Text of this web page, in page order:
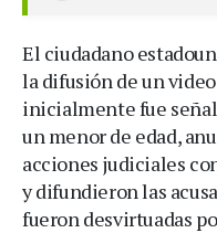
El ciudadano
la difusión de un
inicialmente fue
un menor de edad,
acciones judiciales
y difundieron las
fueron desvirtuadas